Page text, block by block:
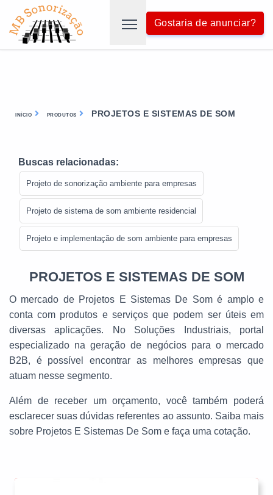
Gostaria de anunciar?
INÍCIO PRODUTOS PROJETOS E SISTEMAS DE SOM
Buscas relacionadas:
Projeto de sonorização ambiente para empresas
Projeto de sistema de som ambiente residencial
Projeto e implementação de som ambiente para empresas
PROJETOS E SISTEMAS DE SOM
O mercado de Projetos E Sistemas De Som é amplo e
conta com produtos e serviços que podem ser úteis em
diversas aplicações. No Soluções Industriais, portal
especializado na geração de negócios para o mercado
B2B, é possível encontrar as melhores empresas que
atuam nesse segmento.
Além de receber um orçamento, você também poderá
esclarecer suas dúvidas referentes ao assunto. Saiba mais
sobre Projetos E Sistemas De Som e faça uma cotação.